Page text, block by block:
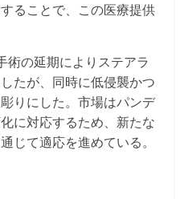
ることで、この医療提供
術の延期によりステアラ
たが、同時に低侵襲かつ
りにした。市場はパンデ
に対応するため、新たな
じて適応を進めている。